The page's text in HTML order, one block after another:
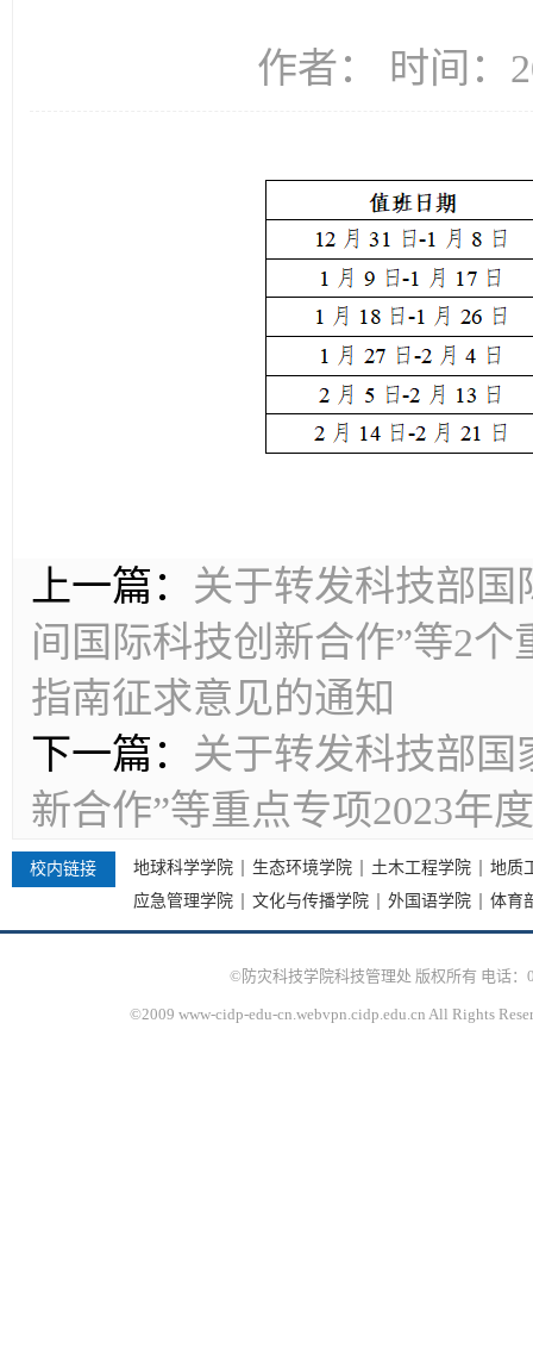
作者： 时间：
上一篇： 关于转发科技部国
间国际科技创新合作”等2
指南征求意见的通知
下一篇： 关于转发科技部国
新合作”等重点专项2023年
校内链接 地球科学学院 生态环境学院 土木工程学院
地质
应急管理学院
文化与传播学院 外国语学院 体育
©防灾科技学院科技管理处 版权所有 电话：
©2009 www-cidp-edu-cn.webvpn.cidp.edu.cn All Rights